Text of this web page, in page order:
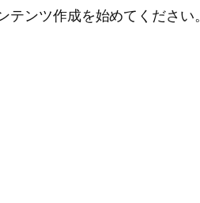
ンツ作成を始めてください。